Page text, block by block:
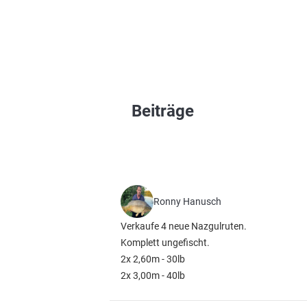
Beiträge
Ronny Hanusch
Verkaufe 4 neue Nazgulruten.
Komplett ungefischt.
2x 2,60m - 30lb
2x 3,00m - 40lb